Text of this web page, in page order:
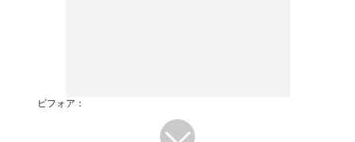
ビフォア：